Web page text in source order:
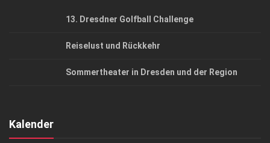
13. Dresdner Golfball Challenge
Reiselust und Rückkehr
Sommertheater in Dresden und der Region
Kalender